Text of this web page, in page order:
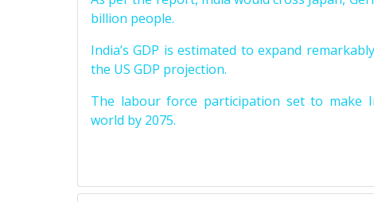
billion people.
India’s GDP is estimated to expand
the US GDP projection.
The labour force participation set to make
world by 2075.